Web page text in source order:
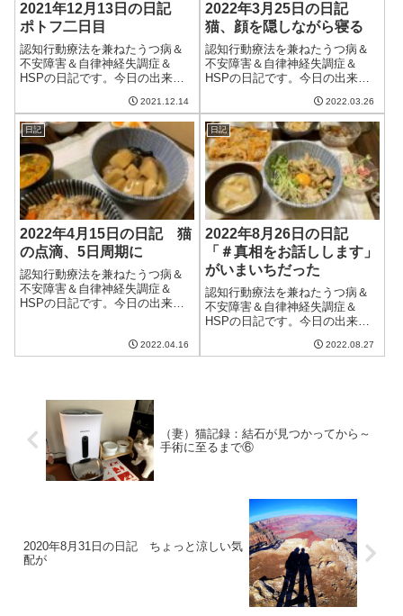
2021年12月13日の日記
ポトフ二日目
認知行動療法を兼ねたうつ病＆
不安障害＆自律神経失調症＆
HSPの日記です。今日の出来事
ど、風が冷たくて冬の気候だっ
た。そして、やはり明日はえら
く寒くなるらしい。床暖房の出
番かな。最近、夜猫が横で寝て
いることが多い。...
2021.12.14
2022年3月25日の日記
猫、顔を隠しながら寝る
認知行動療法を兼ねたうつ病＆
不安障害＆自律神経失調症＆
HSPの日記です。今日の出来事
なったのはうれしいのだけど、
気持ちよく晴れるということは
なく、なんとなく気分がざわつ
く。4月に入ってしばらくたたな
いと落ち着かな...
2022.03.26
日記
2022年4月15日の日記 猫
の点滴、5日周期に
認知行動療法を兼ねたうつ病＆
不安障害＆自律神経失調症＆
HSPの日記です。今日の出来事
いっても気密性が高い家のなか
は温かい。明日からは晴れるみ
2022.04.16
日記
2022年8月26日の日記
「＃真相をお話しします」
がいまいちだった
認知行動療法を兼ねたうつ病＆
不安障害＆自律神経失調症＆
HSPの日記です。今日の出来事
っていた。あまり天気はよくな
2022.08.27
（妻）猫記録：結石が見つかってから～
手術に至るまで⑥
2020年8月31日の日記 ちょっと涼しい気
配が